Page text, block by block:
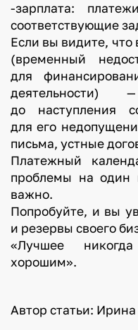
-зарплата:
соответствующие
Если вы видите,
(временный
для
деятельности)
до наступления
для его
письма, устные
Платежный
проблемы на один
важно.
Попробуйте, и вы
и резервы своего
«Лучшее
хорошим».
Автор статьи: